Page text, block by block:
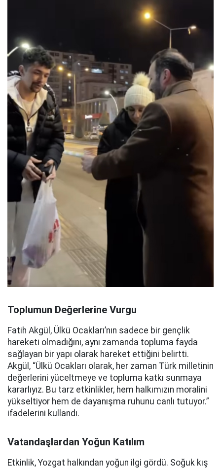
Toplumun Değerlerine Vurgu
Fatih Akgül, Ülkü Ocakları’nın sadece bir gençlik
hareketi olmadığını, aynı zamanda topluma fayda
sağlayan bir yapı olarak hareket ettiğini belirtti.
Akgül, “Ülkü Ocakları olarak, her zaman Türk milletinin
değerlerini yüceltmeye ve topluma katkı sunmaya
kararlıyız. Bu tarz etkinlikler, hem halkımızın moralini
yükseltiyor hem de dayanışma ruhunu canlı tutuyor.”
ifadelerini kullandı.
Vatandaşlardan Yoğun Katılım
Etkinlik, Yozgat halkından yoğun ilgi gördü. Soğuk kış